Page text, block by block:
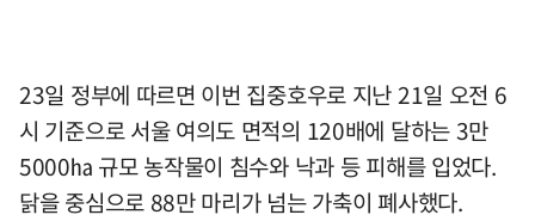
23일 정부에 따르면 이번 집중호우로 지난 21일 오전 6
시 기준으로 서울 여의도 면적의 120배에 달하는 3만
5000㏊ 규모 농작물이 침수와 낙과 등 피해를 입었다.
닭을 중심으로 88만 마리가 넘는 가축이 폐사했다.